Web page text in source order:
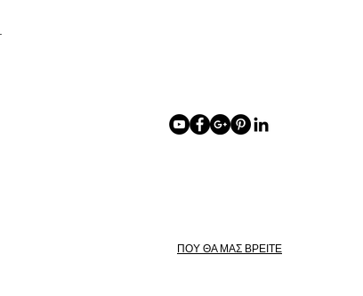
ΠΟΥ ΘΑ ΜΑΣ ΒΡΕΙΤΕ